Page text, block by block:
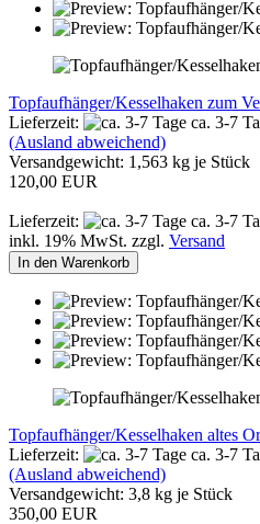
Topfaufhänger/Kesselhaken zum
Lieferzeit:
ca. 3-7
(Ausland abweichend)
Versandgewicht: 1,563 kg je Stück
120,00 EUR
Lieferzeit:
ca. 3-7
inkl. 19% MwSt. zzgl. Versand
In den Warenkorb
Topfaufhänger/Kesselhaken altes
Lieferzeit:
ca. 3-7
(Ausland abweichend)
Versandgewicht: 3,8 kg je Stück
350,00 EUR